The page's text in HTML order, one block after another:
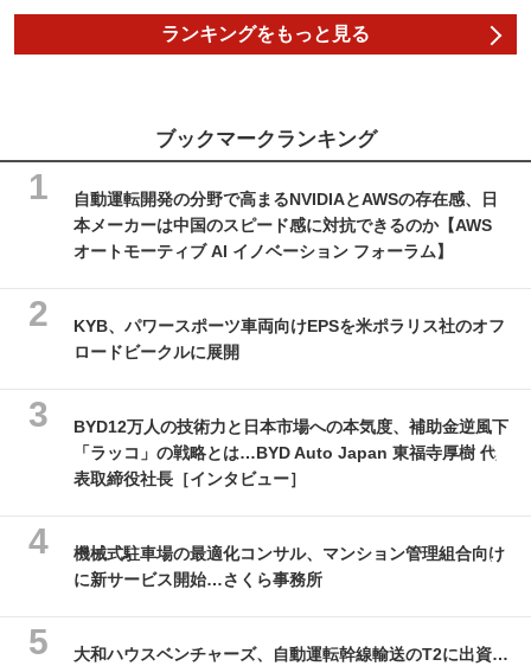
ランキングをもっと見る
ブックマークランキング
自動運転開発の分野で高まるNVIDIAとAWSの存在感、日
本メーカーは中国のスピード感に対抗できるのか【AWS
オートモーティブ AI イノベーション フォーラム】
KYB、パワースポーツ車両向けEPSを米ポラリス社のオフ
ロードビークルに展開
BYD12万人の技術力と日本市場への本気度、補助金逆風下
「ラッコ」の戦略とは…BYD Auto Japan 東福寺厚樹 代
表取締役社長［インタビュー］
機械式駐車場の最適化コンサル、マンション管理組合向け
に新サービス開始…さくら事務所
大和ハウスベンチャーズ、自動運転幹線輸送のT2に出資…